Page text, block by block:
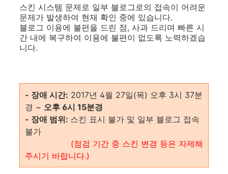
스킨 시스템 문제로 일부 블로그로의 접속이 어려운
문제가 발생하여 현재 확인 중에 있습니다.
블로그 이용에 불편을 드린 점, 사과 드리며 빠른 시
간 내에 복구하여 이용에 불편이 없도록 노력하겠습
니다.
- 장애 시간: 2017년 4월 27일(목) 오후 3시 37분
경 ~ 오후 6시 15분경
- 장애 범위: 스킨 표시 불가 및 일부 블로그 접속
불가
(점검 기간 중 스킨 변경 등은 자제해
주시기 바랍니다.)